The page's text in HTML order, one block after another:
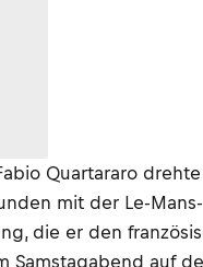
Quartararo
mit der Le-Mans-
die er den
Samstagabend auf